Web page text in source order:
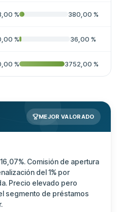
% 380,00 %
% 36,00 %
% 3752,00 %
MEJOR VALORADO
16,07%. Comisión de apertura
del 1% por
Precio elevado pero
segmento de préstamos